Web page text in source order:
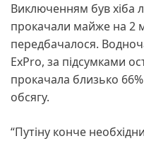
Виключенням був хіба
прокачали майже на 2
передбачалося.
ExPro, за підсумками
прокачала близько
обсягу.
“Путіну конче